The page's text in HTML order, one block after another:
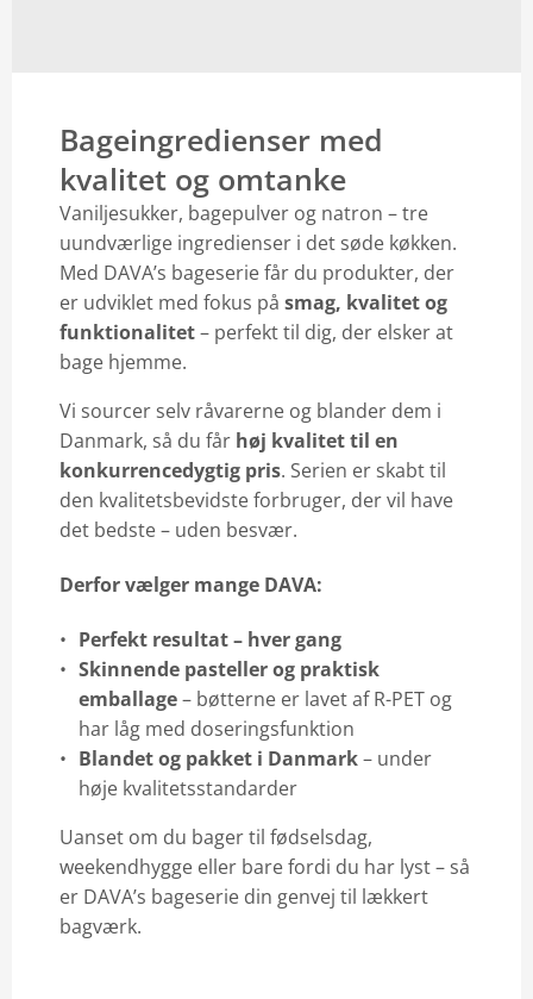
Bageingredienser med
kvalitet og omtanke
Vaniljesukker, bagepulver og natron – tre
uundværlige ingredienser i det søde køkken.
Med DAVA’s bageserie får du produkter, der
er udviklet med fokus på smag, kvalitet og
funktionalitet– perfekt til dig, der elsker at
bage hjemme.
Vi sourcer selv råvarerne og blander dem i
Danmark, så du får høj kvalitet til en
konkurrencedygtig pris. Serien er skabt til
den kvalitetsbevidste forbruger, der vil have
det bedste – uden besvær.
Derfor vælger mange DAVA:
Perfekt resultat – hver gang
Skinnende pasteller og praktisk
emballage– bøtterne er lavet af R-PET og
har låg med doseringsfunktion
Blandet og pakket i Danmark– under
høje kvalitetsstandarder
Uanset om du bager til fødselsdag,
weekendhygge eller bare fordi du har lyst – så
er DAVA’s bageserie din genvej til lækkert
bagværk.